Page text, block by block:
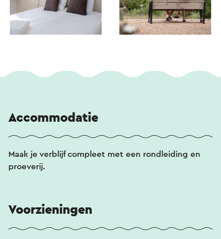
Accommodatie
Maak je verblijf compleet met een rondleiding en
proeverij.
Voorzieningen